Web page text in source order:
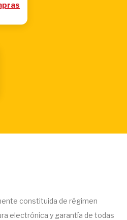
constituida de régimen
electrónica y garantía de todas